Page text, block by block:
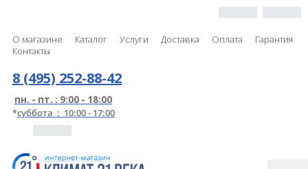
О магазине Каталог Услуги Доставка Оплата
Гарантия
Контакты
8 (495) 252-88-42
пн. - пт. : 9:00 - 18:00
*суббота : 10:00 - 17:00